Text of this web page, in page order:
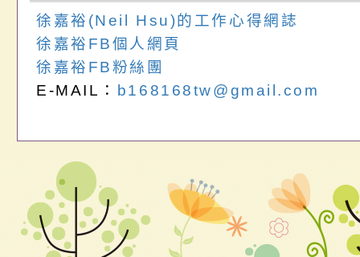
位協助鼓勵所屬同仁
關（構）、學校、民
名參加，請查照
算器」，公立學校退
亦可利用
徐嘉裕(Neil Hsu)的工作心得網誌
徐嘉裕FB個人網頁
徐嘉裕FB粉絲團
E-MAIL：
b168168tw@gmail.com